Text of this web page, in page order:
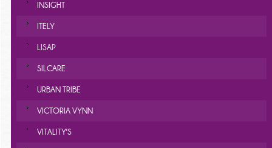
INSIGHT
ITELY
LISAP
SILCARE
URBAN TRIBE
VICTORIA VYNN
VITALITY'S